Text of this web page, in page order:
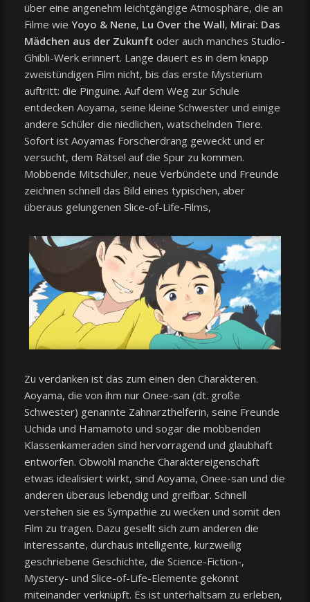
über eine angenehm leichtgängige Atmosphäre, die an
Filme wie Yoyo & Nene, Lu Over the Wall, Mirai: Das
Mädchen aus der Zukunft oder auch manches Studio-
Ghibli-Werk erinnert. Lange dauert es in dem knapp
zweistündigen Film nicht, bis das erste Mysterium
auftritt: die Pinguine. Auf dem Weg zur Schule
entdecken Aoyama, seine kleine Schwester und einige
andere Schüler die niedlichen, watschelnden Tiere.
Sofort ist Aoyamas Forscherdrang geweckt und er
versucht, dem Rätsel auf die Spur zu kommen.
Mobbende Mitschüler, neue Verbündete und Freunde
zeichnen schnell das Bild eines typischen, aber
überaus gelungenen Slice-of-Life-Films,
Zu verdanken ist das zum einen den Charakteren.
Aoyama, die von ihm nur Onee-san (dt. große
Schwester) genannte Zahnarzthelferin, seine Freunde
Uchida und Hamamoto und sogar die mobbenden
Klassenkameraden sind hervorragend und glaubhaft
entworfen. Obwohl manche Charaktereigenschaft
etwas idealisiert wirkt, sind Aoyama, Onee-san und die
anderen überaus lebendig und greifbar. Schnell
verstehen sie es Sympathie zu wecken und somit den
Film zu tragen. Dazu gesellt sich zum anderen die
interessante, durchaus intelligente, kurzweilig
geschriebene Geschichte, die Science-Fiction-,
Mystery- und Slice-of-Life-Elemente gekonnt
miteinander verknüpft. Es ist unterhaltsam zu erleben,